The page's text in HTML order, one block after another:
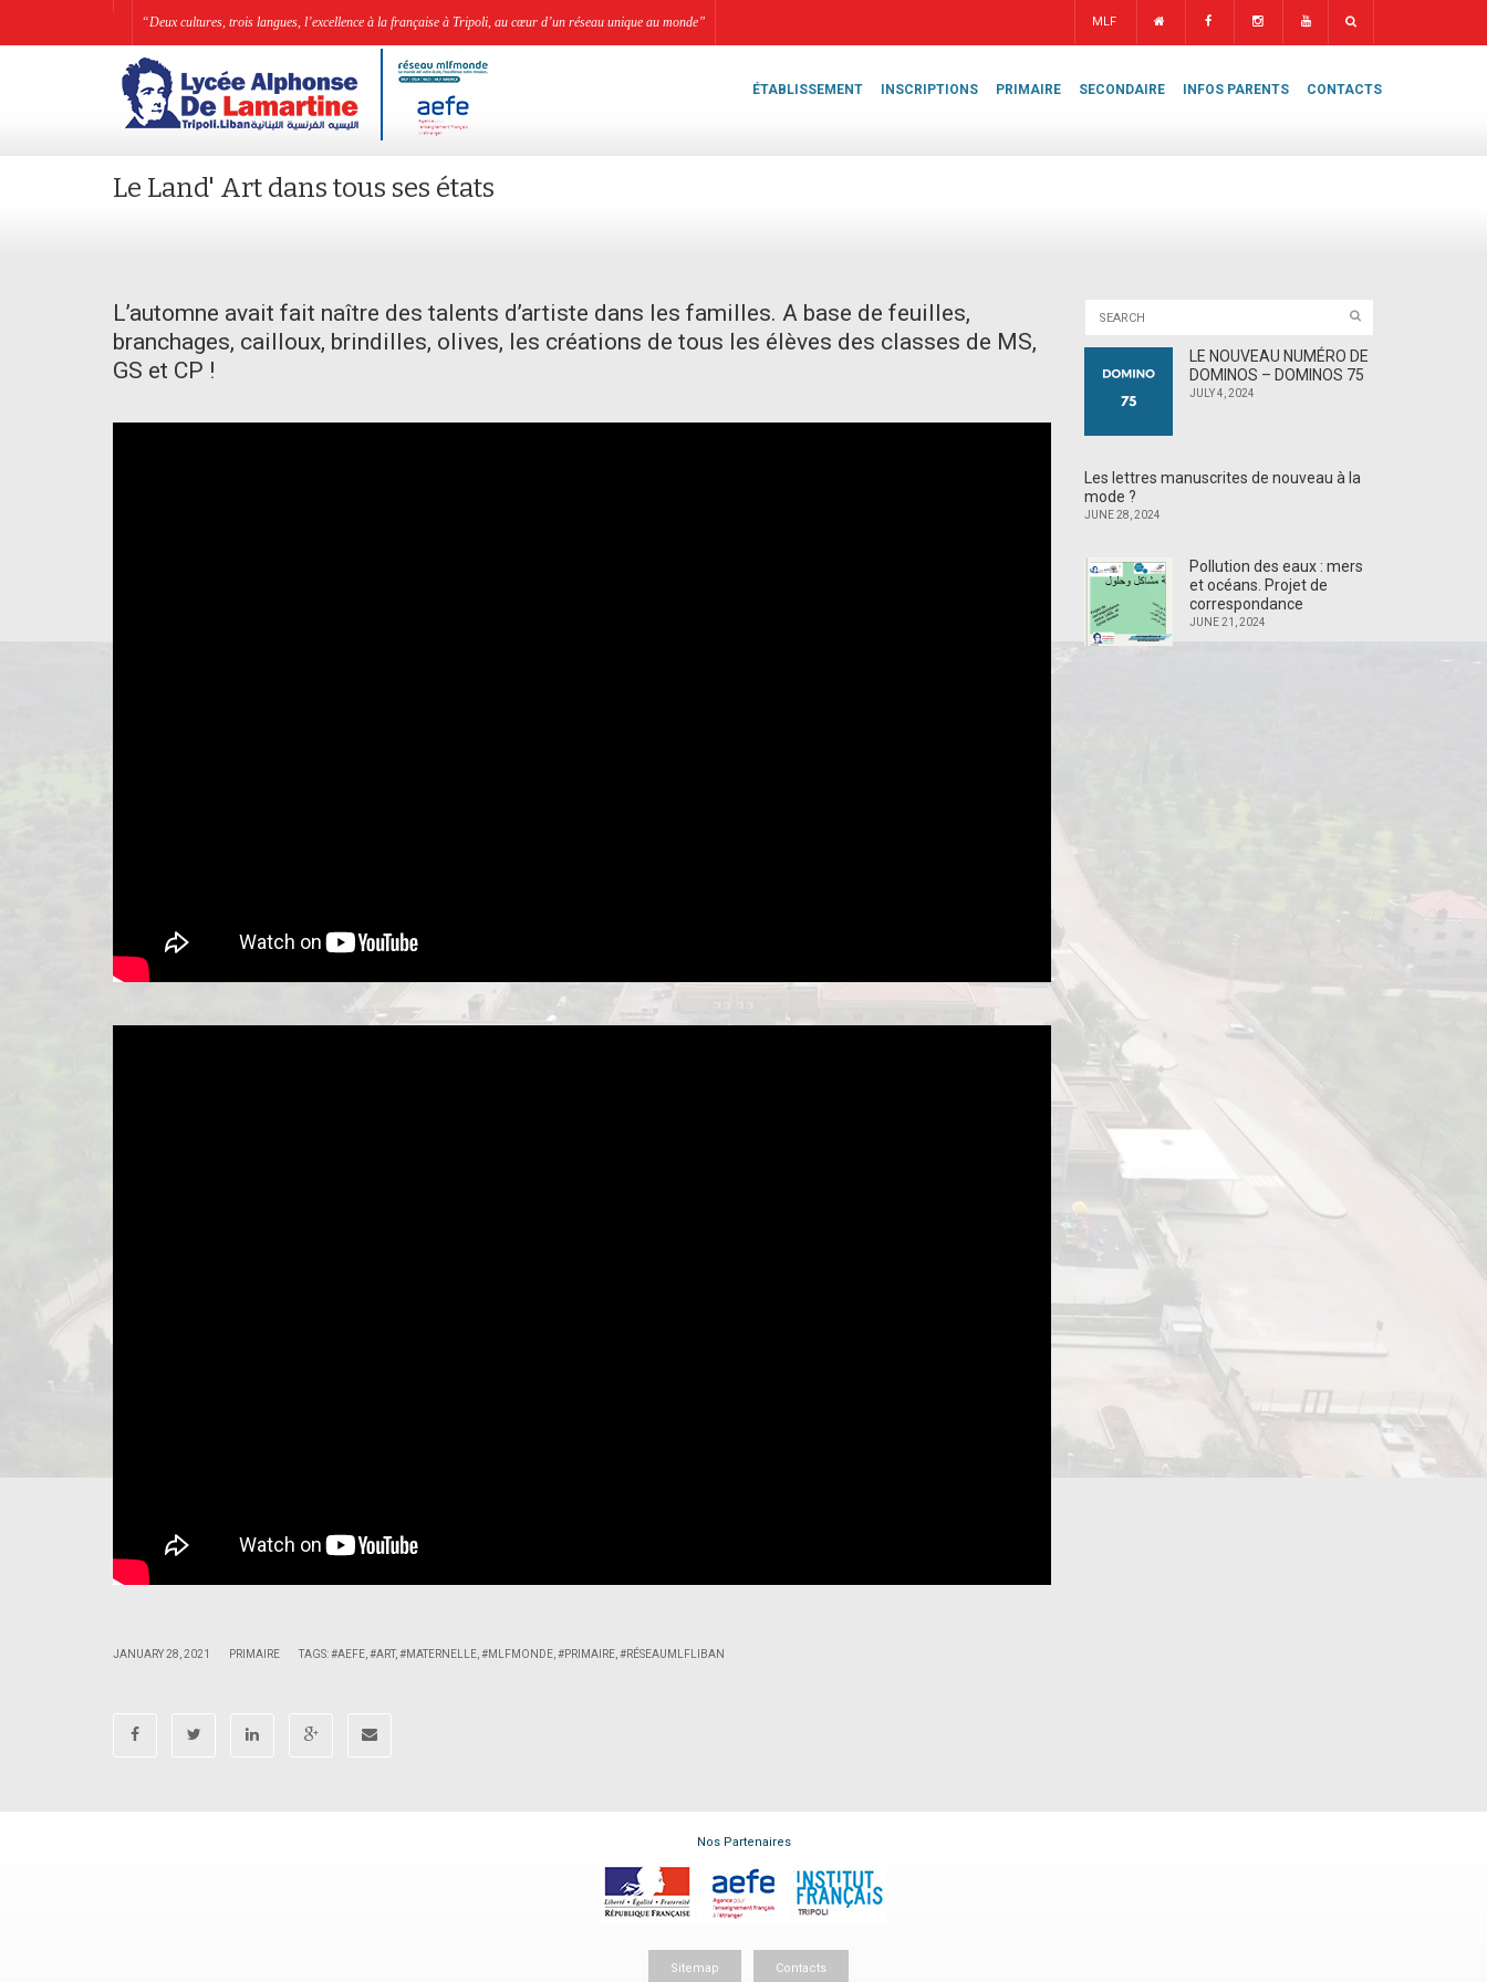
“Deux cultures, trois langues, l’excellence à la française à Tripoli, au cœur d’un réseau unique au monde” MLF
ÉTABLISSEMENT INSCRIPTIONS PRIMAIRE SECONDAIRE INFOS PARENTS CONTACTS
Le Land' Art dans tous ses états
L’automne avait fait naître des talents d’artiste dans les familles. A base de feuilles,
branchages, cailloux, brindilles, olives, les créations de tous les élèves des classes de MS,
GS et CP !
JANUARY 28, 2021 PRIMAIRE TAGS:#AEFE #ART,#MATERNELLE #MLFMONDE #PRIMAIRE #RÉSEAUMLFLIBAN
LE NOUVEAU NUMÉRO DE
DOMINOS – DOMINOS 75
JULY 4, 2024
Les lettres manuscrites de nouveau à la
mode ?
JUNE 28, 2024
Pollution des eaux : mers
et océans. Projet de
correspondance
JUNE 21, 2024
Nos Partenaires
Sitemap Contacts